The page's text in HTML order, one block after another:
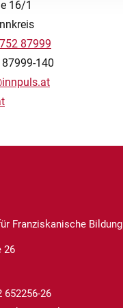
16/1
87999
140
Franziskanische Bildung
26
652256-26